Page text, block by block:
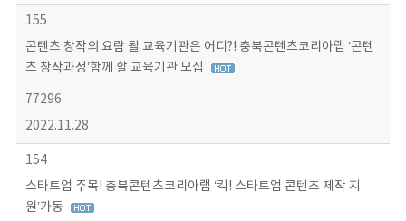
155
콘텐츠 창작의 요람 될 교육기관은 어디?! 충북콘텐츠코리아랩 ‘콘텐
츠 창작과정’함께 할 교육기관 모집
77296
2022.11.28
154
스타트업 주목! 충북콘텐츠코리아랩 ‘킥! 스타트업 콘텐츠 제작 지
원’가동